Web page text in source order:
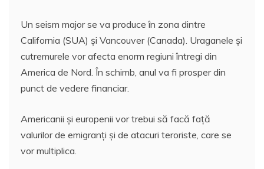
Un seism major se va produce în zona dintre
California (SUA) și Vancouver (Canada). Uraganele și
cutremurele vor afecta enorm regiuni întregi din
America de Nord. În schimb, anul va fi prosper din
punct de vedere financiar.
Americanii și europenii vor trebui să facă față
valurilor de emigranți și de atacuri teroriste, care se
vor multiplica.